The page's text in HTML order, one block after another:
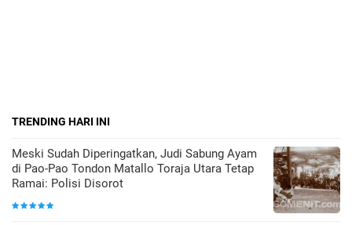
TRENDING HARI INI
Meski Sudah Diperingatkan, Judi Sabung Ayam
di Pao-Pao Tondon Matallo Toraja Utara Tetap
Ramai: Polisi Disorot